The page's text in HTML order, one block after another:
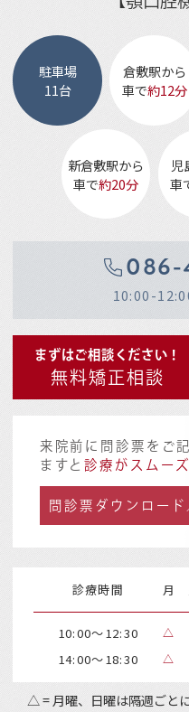
駐車場
11台
倉敷駅から
車で約12分
新倉敷駅から
車で約20分
児
車
086-
10:00-
まずはご相談ください！
無料矯正相談
来院前に問診票をご
ますと診療がスムー
問診票ダウンロード
診療時間 月
10:00～12:30 △
14:00～18:30 △
△ = 月曜、日曜は隔週ごと